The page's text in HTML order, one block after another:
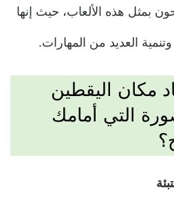
بمثل هذه الألعاب، حيث إنها
العديد من المهارات.
مكان اليقطين
التي أمامك